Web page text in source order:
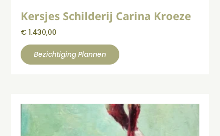
Kersjes Schilderij Carina Kroeze
€ 1.430,00
Bezichtiging Plannen